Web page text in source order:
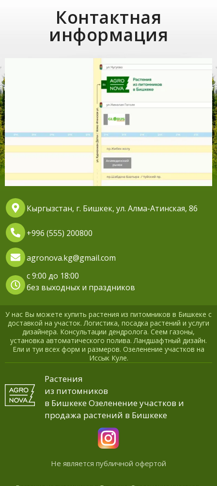
Контактная
информация
Кыргызстан, г. Бишкек, ул. Алма-Атинская, 86
+996 (555) 200800
agronova.kg@gmail.com
с 9:00 до 18:00
без выходных и праздников
У нас Вы можете купить растения из питомников в Бишкеке с
доставкой на участок. Логистика, посадка растений и услуги
дизайнера. Консультации дендролога. Сеем газоны,
установка автоматического полива. Ландшафтный дизайн.
Ели и туи всех форм и размеров. Озеленение участков на
Иссык Куле.
Растения
из питомников
в Бишкеке Озеленение участков и
продажа растений в Бишкеке
Не является публичной офертой